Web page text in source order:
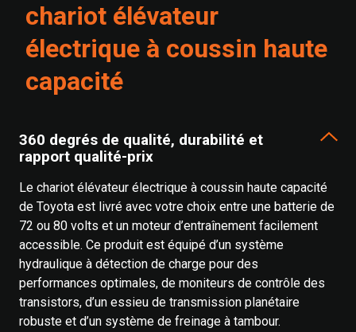
chariot élévateur
électrique à coussin haute
capacité
360 degrés de qualité, durabilité et
rapport qualité-prix
Le chariot élévateur électrique à coussin haute capacité
de Toyota est livré avec votre choix entre une batterie de
72 ou 80 volts et un moteur d’entraînement facilement
accessible. Ce produit est équipé d’un système
hydraulique à détection de charge pour des
performances optimales, de moniteurs de contrôle des
transistors, d’un essieu de transmission planétaire
robuste et d’un système de freinage à tambour.